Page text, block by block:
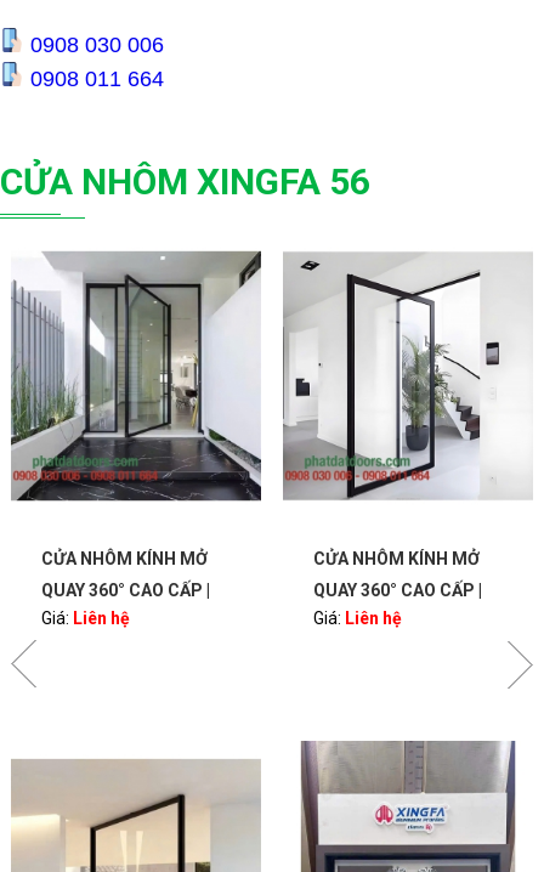
0908 030 006
0908 011 664
CỬA NHÔM XINGFA 56
CỬA NHÔM KÍNH MỞ
QUAY 360° CAO CẤP |
BẢN LỀ PIVOT – SANG
Giá: Liên hệ
CỬA NHÔM KÍNH MỞ
QUAY 360° CAO CẤP |
BẢN LỀ PIVOT – SANG
Giá: Liên hệ